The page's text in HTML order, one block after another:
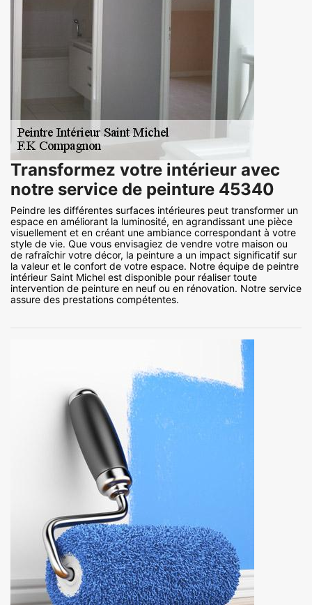
Transformez votre intérieur avec
notre service de peinture 45340
Peindre les différentes surfaces intérieures peut transformer un
espace en améliorant la luminosité, en agrandissant une pièce
visuellement et en créant une ambiance correspondant à votre
style de vie. Que vous envisagiez de vendre votre maison ou
de rafraîchir votre décor, la peinture a un impact significatif sur
la valeur et le confort de votre espace. Notre équipe de peintre
intérieur Saint Michel est disponible pour réaliser toute
intervention de peinture en neuf ou en rénovation. Notre service
assure des prestations compétentes.